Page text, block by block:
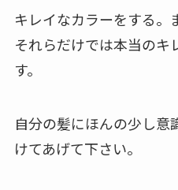
キレイなカラーをする。
それらだけでは本当のキ
す。
自分の髪にほんの少し意
けてあげて下さい。